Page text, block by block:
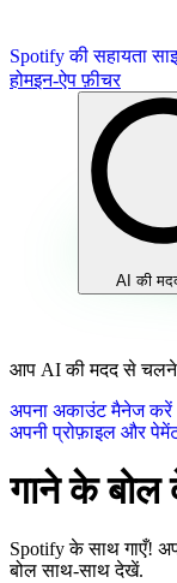
Spotify की सहायता
होमइन-ऐप फ़ीचर
AI की
आप AI की मदद से चलने
अपना अकाउंट मैनेज करें
अपनी प्रोफ़ाइल और
गाने के बोल
Spotify के साथ गाएँ!
बोल साथ-साथ देखें.